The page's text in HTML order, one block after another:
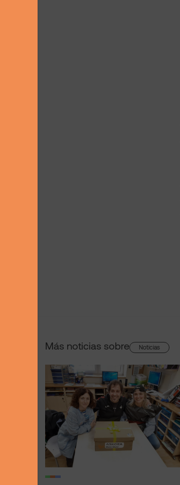
Más noticias sobre Noticias